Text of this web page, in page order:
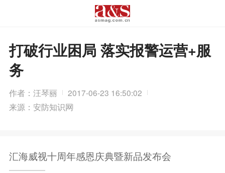
打破行业困局 落实报警运营+服
务
作者：汪琴丽
2017-06-23 16:50:02
来源：安防知识网
汇海威视十周年感恩庆典暨新品发布会